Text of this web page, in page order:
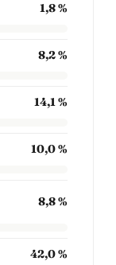
1,8 %
8,2 %
14,1 %
10,0 %
8,8 %
42,0 %